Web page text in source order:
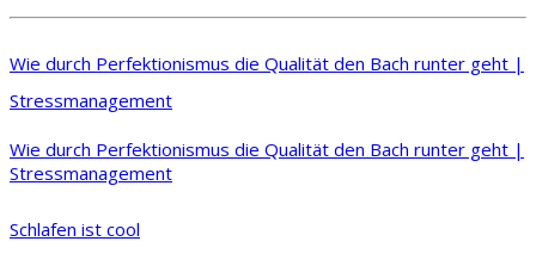
Wie durch Perfektionismus die Qualität den Bach runter geht |
Stressmanagement
Wie durch Perfektionismus die Qualität den Bach runter geht |
Stressmanagement
Schlafen ist cool